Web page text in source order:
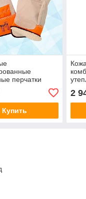
перчатки
Купить
2